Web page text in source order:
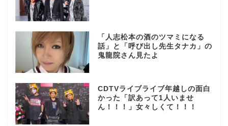
「人志松本の酒のツマミになる
話」と「呼び出し先生タナカ」の
鬼龍院さん見たよ
CDTVライブライブ年越しの面白
かった「訳あって1人いませ
ん！！！」女々しくて！！！